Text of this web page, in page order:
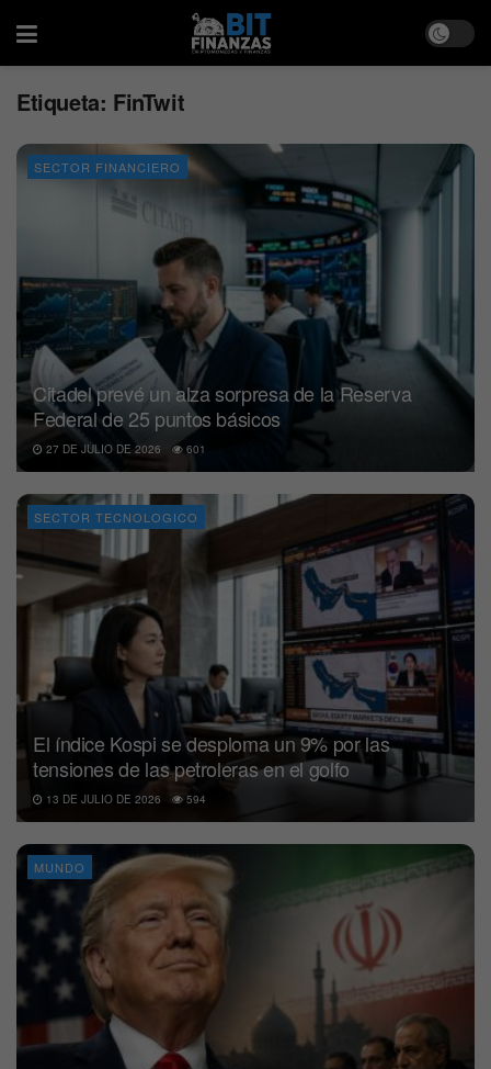
Etiqueta: FinTwit
SECTOR FINANCIERO
Citadel prevé un alza sorpresa de la Reserva
Federal de 25 puntos básicos
27 DE JULIO DE 2026 601
SECTOR TECNOLOGICO
El índice Kospi se desploma un 9% por las
tensiones de las petroleras en el golfo
13 DE JULIO DE 2026 594
MUNDO